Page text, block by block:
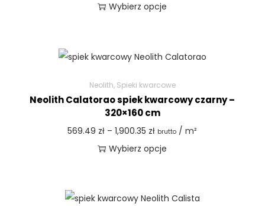
Wybierz opcje
Neolith, Spieki kwarcowe
Neolith Calatorao spiek kwarcowy czarny –
320×160 cm
569.49 zł – 1,900.35 zł brutto / m²
Wybierz opcje